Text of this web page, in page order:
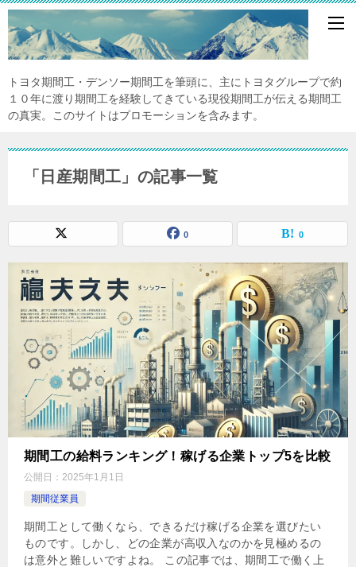
トヨタ期間工・デンソー期間工を筆頭に、主にトヨタグループで約
１０年に渡り期間工を経験してきている現役期間工が伝える期間工
の真実。このサイトはプロモーションを含みます。
「日産期間工」の記事一覧
0 0
期間工の給料ランキング！稼げる企業トップ5を比較
公開日： 2025年1月1日
期間従業員
期間工として働くなら、できるだけ稼げる企業を選びたい
ものです。しかし、どの企業が高収入なのかを見極めるの
は意外と難しいですよね。 この記事では、期間工で働く上